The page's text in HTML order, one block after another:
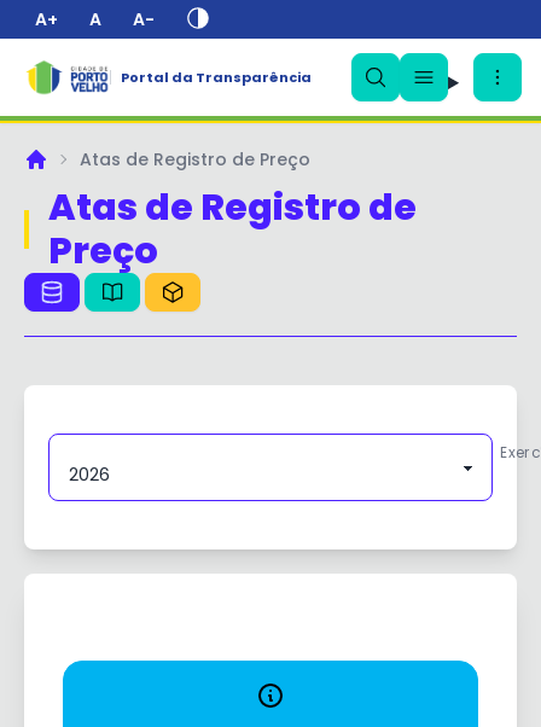
A+ A A-
Portal da Transparência
PrincipalAtas de Registro de Preço
Atas de Registro de
Preço
✕